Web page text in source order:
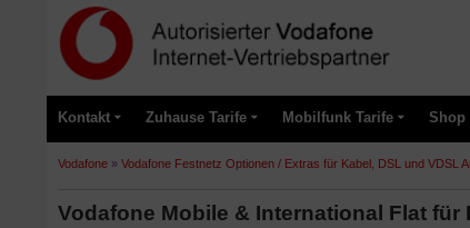
Kontakt Zuhause Tarife Mobilfunk Tarife Shop
Vodafone » Vodafone Festnetz Optionen / Extras für Kabel, DSL und VDSL
Vodafone Mobile & International Flat